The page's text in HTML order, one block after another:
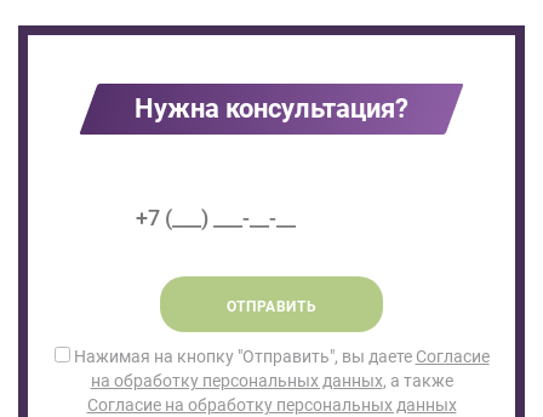
Нужна консультация?
ОТПРАВИТЬ
Нажимая на кнопку "Отправить", вы даете Согласие
на обработку персональных данных, а также
Согласие на обработку персональных данных